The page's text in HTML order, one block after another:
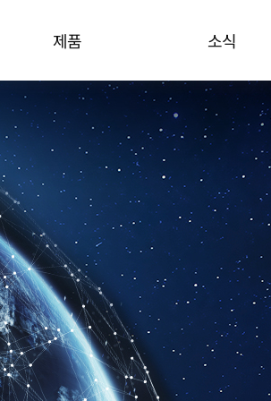
제품
EuryCrypt
CoreCrypt
CoreTracker
EuryWatcher
TEMS
PrivKeeper X
PrivKeeper P
Partner
소식